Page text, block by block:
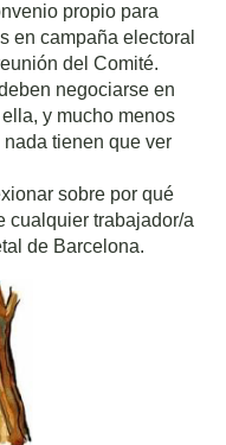
propio para
en campaña electoral
del Comité.
negociarse en
y mucho menos
tienen que ver
sobre por qué
cualquier trabajador/a
de Barcelona.